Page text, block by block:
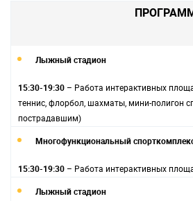
Лыжный стадион
15:30-19:30 – Работа интерактивных
теннис, флорбол, шахматы, мини-полигон
пострадавшим)
Многофункциональный
15:30-19:30 – Работа интерактивных
Лыжный стадион